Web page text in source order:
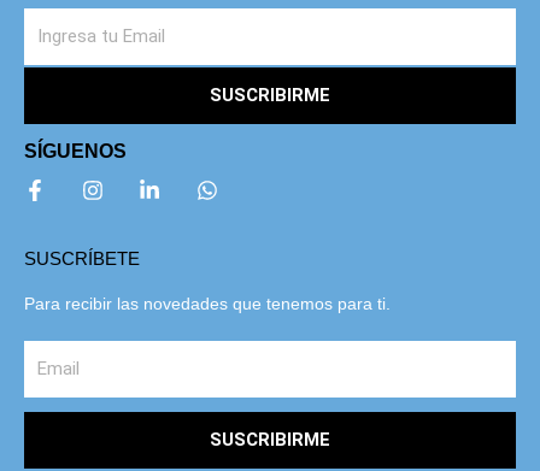
SUSCRIBIRME
SÍGUENOS
SUSCRÍBETE
Para recibir las novedades que tenemos para ti.
SUSCRIBIRME